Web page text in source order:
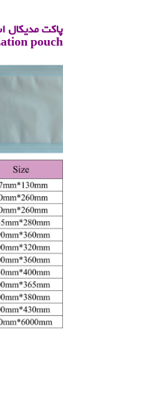
پاکت مدیکال
pouch